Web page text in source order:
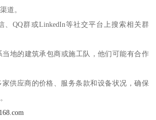
道。
、QQ群或LinkedIn等社交平台上搜索相关群
当地的建筑承包商或施工队，他们可能有合作
供应商的价格、服务条款和设备状况，确保